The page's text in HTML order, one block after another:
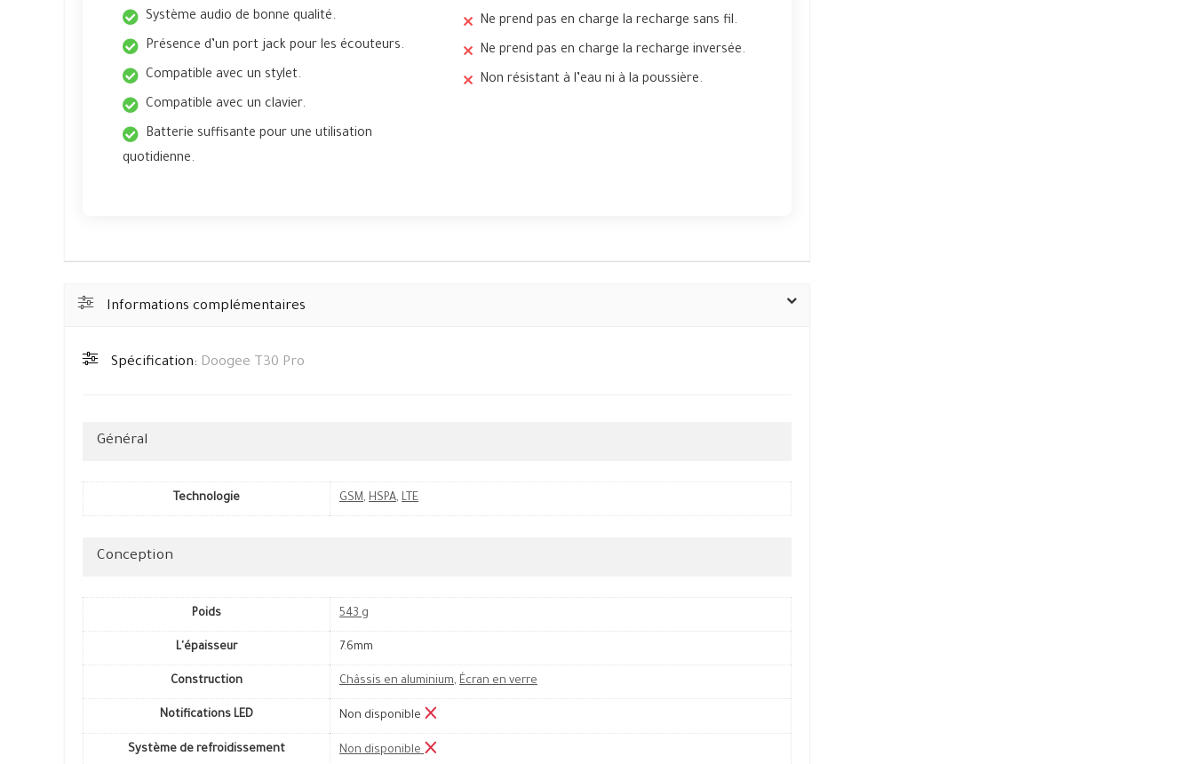
Système audio de bonne qualité.
Présence d’un port jack pour les écouteurs.
Compatible avec un stylet.
Compatible avec un clavier.
Batterie suffisante pour une utilisation
quotidienne.
Ne prend pas en charge la recharge sans fil.
Ne prend pas en charge la recharge inversée.
Non résistant à l’eau ni à la poussière.
Informations complémentaires
Spécification: Doogee T30 Pro
Général
Technologie GSM, HSPA, LTE
Conception
Poids 543 g
L'épaisseur 7.6mm
Construction Châssis en aluminium, Écran en verre
Notifications LED Non disponible
Système de refroidissement Non disponible